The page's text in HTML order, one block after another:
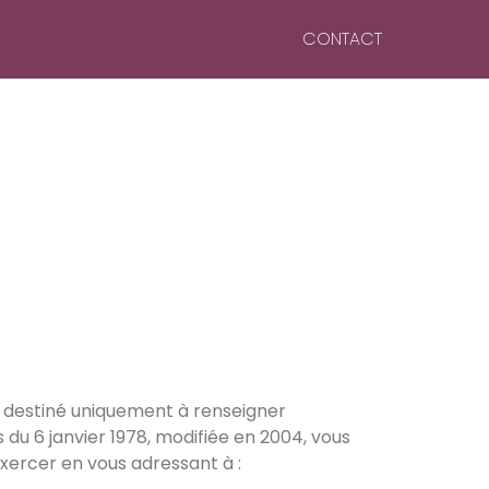
CONTACT
uniquement à renseigner
6 janvier 1978, modifiée en 2004, vous
en vous adressant à :